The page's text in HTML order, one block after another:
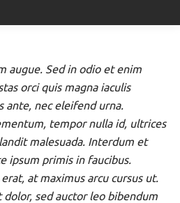
augue. Sed in odio et enim
orci quis magna iaculis
ante, nec eleifend urna.
tempor nulla id, ultrices
malesuada. Interdum et
ipsum primis in faucibus.
at maximus arcu cursus ut.
sed auctor leo bibendum